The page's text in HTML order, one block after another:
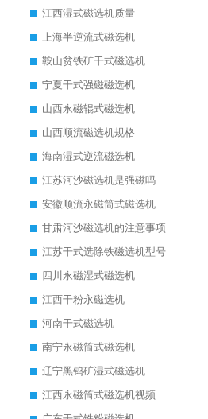
江西湿式磁选机质量
上海半逆流式磁选机
鞍山贫铁矿干式磁选机
宁夏干式强磁磁选机
山西永磁辊式磁选机
山西顺流磁选机规格
海南湿式逆流磁选机
江苏河沙磁选机是强磁吗
安徽顺流永磁筒式磁选机
湖南顺流磁选机跑铁精粉怎么处理
甘肃河沙磁选机的注意事项
江苏干式选除铁磁选机型号
四川永磁湿式磁选机
江西干粉永磁选机
河南干式磁选机
南宁永磁筒式磁选机
山东永磁筒式磁选机磁偏角怎么调整
辽宁黑钨矿湿式磁选机
江西永磁筒式磁选机视频